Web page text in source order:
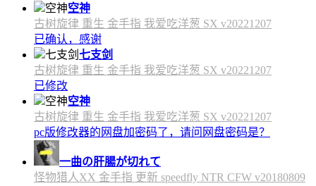
空神
古树旋律 重生 金手指 我爱吃洋葱 SX v20221207
已确认，感谢
七支剑
古树旋律 重生 金手指 我爱吃洋葱 SX v20221207
已修改
空神
古树旋律 重生 金手指 我爱吃洋葱 SX v20221207
pc版修改器的网盘加密码了，请问网盘密码是？
一曲の肝腸が切れて
怪物猎人XX 金手指 更新 speedfly NTR CFW v20180809